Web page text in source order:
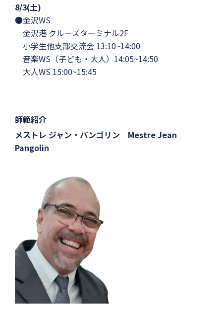
8/3(土)
●金沢WS
金沢港 クルーズターミナル2F
小学生他支部交流会 13:10~14:00
音楽WS（子ども・大人）14:05~14:50
大人WS 15:00~15:45
師範紹介
メストレ ジャン・パンゴリン Mestre Jean
Pangolin